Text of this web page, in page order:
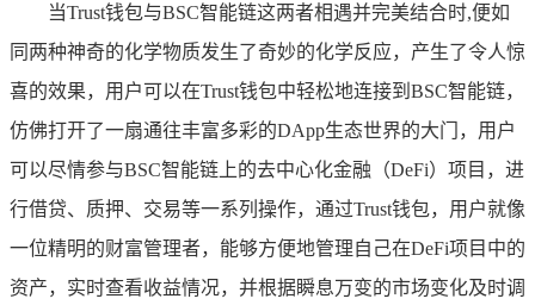
当Trust钱包与BSC智能链这两者相遇并完美结合时,便如
同两种神奇的化学物质发生了奇妙的化学反应，产生了令人惊
喜的效果，用户可以在Trust钱包中轻松地连接到BSC智能链，
仿佛打开了一扇通往丰富多彩的DApp生态世界的大门，用户
可以尽情参与BSC智能链上的去中心化金融（DeFi）项目，进
行借贷、质押、交易等一系列操作，通过Trust钱包，用户就像
一位精明的财富管理者，能够方便地管理自己在DeFi项目中的
资产，实时查看收益情况，并根据瞬息万变的市场变化及时调